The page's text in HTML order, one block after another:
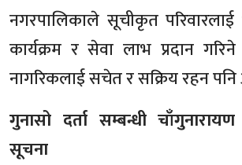
नगरपालिकाले सूचीकृत परिवारलाई
कार्यक्रम र सेवा लाभ प्रदान
नागरिकलाई सचेत र सक्रिय रहन
गुनासो दर्ता सम्बन्धी
सूचना